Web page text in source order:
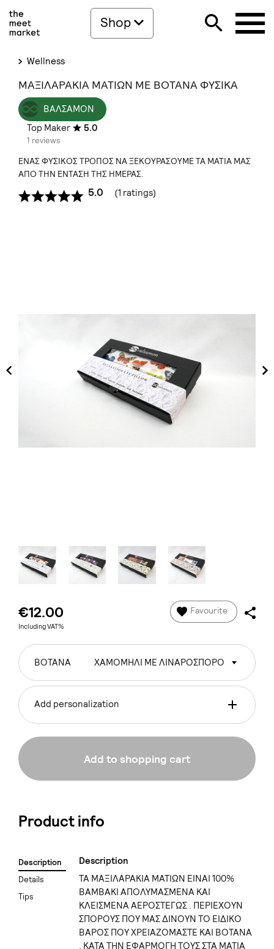
Shop
Wellness
ΜΑΞΙΛΑΡΑΚΙΑ ΜΑΤΙΩΝ ΜΕ ΒΟΤΑΝΑ ΦΥΣΙΚΑ
ΒΑΛΣΑΜΟΝ
Top Maker
5.0
1 reviews
ΕΝΑΣ ΦΥΣΙΚΟΣ ΤΡΟΠΟΣ ΝΑ ΞΕΚΟΥΡΑΣΟΥΜΕ ΤΑ ΜΑΤΙΑ ΜΑΣ
ΑΠΟ ΤΗΝ ΕΝΤΑΣΗ ΤΗΣ ΗΜΕΡΑΣ.
5.0 (1 ratings)
€12.00
Including VAT%
Favourite
ΒΟΤΑΝΑ ΧΑΜΟΜΗΛΙ ΜΕ ΛΙΝΑΡΟΣΠΟΡΟ
Add personalization
Add to shopping cart
Product info
Description
Details
Tips
Description
ΤΑ ΜΑΞΙΛΑΡΑΚΙΑ ΜΑΤΙΩΝ ΕΙΝΑΙ 100%
ΒΑΜΒΑΚΙ ΑΠΟΛΥΜΑΣΜΕΝΑ ΚΑΙ
ΚΛΕΙΣΜΕΝΑ ΑΕΡΟΣΤΕΓΩΣ . ΠΕΡΙΕΧΟΥΝ
ΣΠΟΡΟΥΣ ΠΟΥ ΜΑΣ ΔΙΝΟΥΝ ΤΟ ΕΙΔΙΚΟ
ΒΑΡΟΣ ΠΟΥ ΧΡΕΙΑΖΟΜΑΣΤΕ ΚΑΙ ΒΟΤΑΝΑ
. ΚΑΤΑ ΤΗΝ ΕΦΑΡΜΟΓΗ ΤΟΥΣ ΣΤΑ ΜΑΤΙΑ